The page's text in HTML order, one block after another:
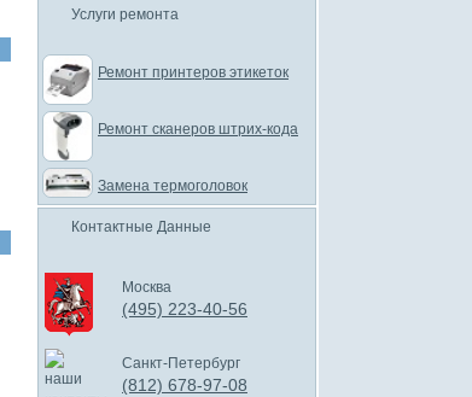
Услуги ремонта
Ремонт принтеров этикеток
Ремонт сканеров штрих-кода
Замена термоголовок
Контактные Данные
Москва
(495) 223-40-56
Санкт-Петербург
(812) 678-97-08